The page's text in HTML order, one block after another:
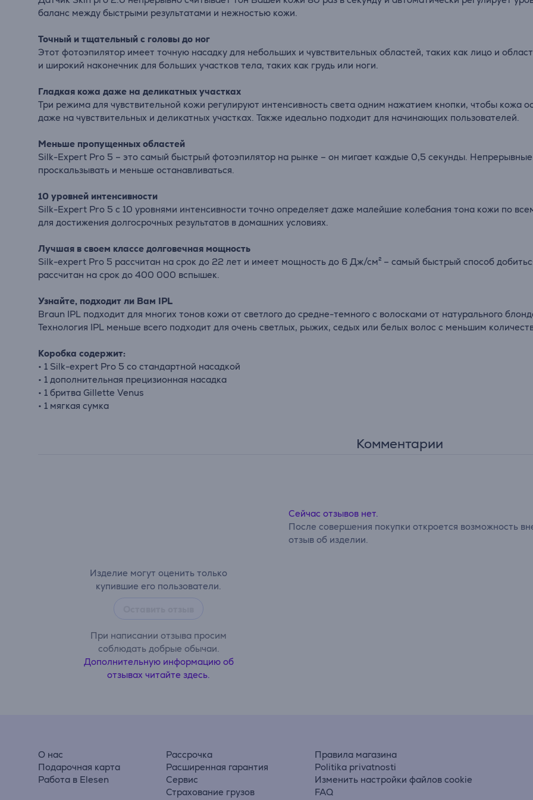
баланс между быстрыми результатами и нежностью кожи.
Точный и тщательный с головы до ног
Этот фотоэпилятор имеет точную насадку для небольших и чувствительных областей, таких как лицо и
и широкий наконечник для больших участков тела, таких как грудь или ноги.
Гладкая кожа даже на деликатных участках
Три режима для чувствительной кожи регулируют интенсивность света одним нажатием кнопки, чтобы кожа
даже на чувствительных и деликатных участках. Также идеально подходит для начинающих пользователей.
Меньше пропущенных областей
Silk-Expert Pro 5 – это самый быстрый фотоэпилятор на рынке – он мигает каждые 0,5 секунды.
проскальзывать и меньше останавливаться.
10 уровней интенсивности
Silk-Expert Pro 5 с 10 уровнями интенсивности точно определяет даже малейшие колебания тона кожи по
для достижения долгосрочных результатов в домашних условиях.
Лучшая в своем классе долговечная мощность
Silk-expert Pro 5 рассчитан на срок до 22 лет и имеет мощность до 6 Дж/см² – самый быстрый способ
рассчитан на срок до 400 000 вспышек.
Узнайте, подходит ли Вам IPL
Braun IPL подходит для многих тонов кожи от светлого до средне-темного с волосками от натурального
Технология IPL меньше всего подходит для очень светлых, рыжих, седых или белых волос с меньшим
Коробка содержит:
• 1 Silk-expert Pro 5 со стандартной насадкой
• 1 дополнительная прецизионная насадка
• 1 бритва Gillette Venus
• 1 мягкая сумка
Комментарии
Изделие могут оценить только
купившие его пользователи.
При написании отзыва просим
соблюдать добрые обычаи.
Дополнительную информацию об
отзывах читайте здесь.
Сейчас отзывов нет.
После совершения покупки откроется возможность
отзыв об изделии.
О нас
Подарочная карта
Работа в Elesen
Рассрочка
Расширенная гарантия
Сервис
Страхование грузов
Правила магазина
Politika privatnosti
Изменить настройки файлов cookie
FAQ